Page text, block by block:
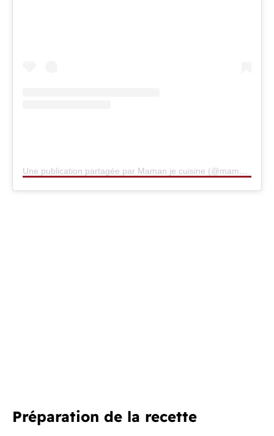
Une publication partagée par Maman je cuisine (@mamanjecuisine)
Préparation de la recette